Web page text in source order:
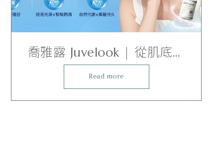
喬雅露 Juvelook | 從肌底喚
醒澎潤光采
Read more